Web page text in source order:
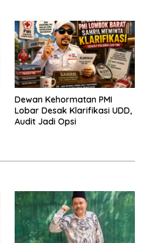
Dewan Kehormatan PMI
Lobar Desak Klarifikasi UDD,
Audit Jadi Opsi